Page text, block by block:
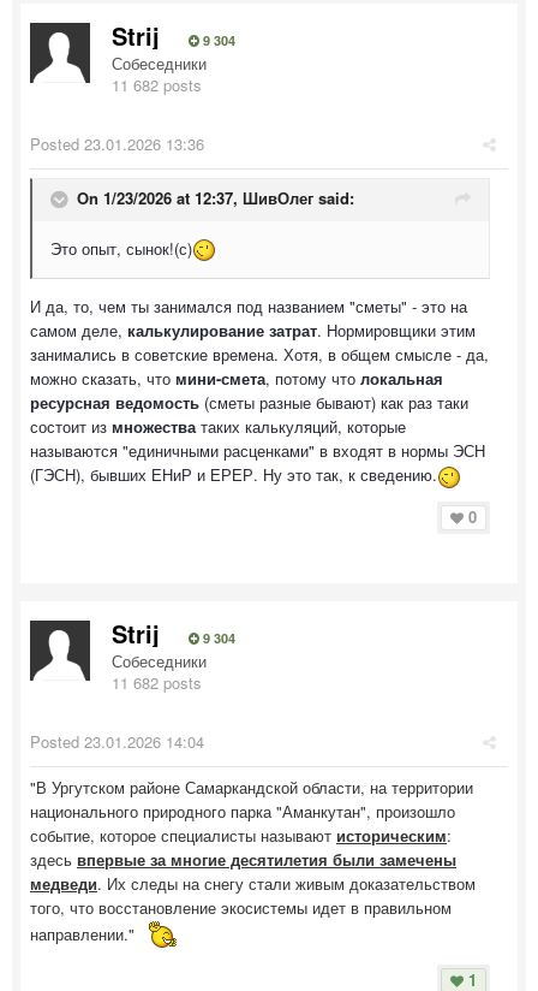
Strij 9 304
Собеседники
11 682 posts
Posted 23.01.2026 13:36
On 1/23/2026 at 12:37, ШивОлег said:
Это опыт, сынок!(с)
И да, то, чем ты занимался под названием "сметы" - это на
самом деле, калькулирование затрат. Нормировщики этим
занимались в советские времена. Хотя, в общем смысле - да,
можно сказать, что мини-смета, потому что локальная
ресурсная ведомость (сметы разные бывают) как раз таки
состоит из множестватаких калькуляций, которые
называются "единичными расценками" в входят в нормы ЭСН
(ГЭСН), бывших ЕНиР и ЕРЕР. Ну это так, к сведению.
0
Strij 9 304
Собеседники
11 682 posts
Posted 23.01.2026 14:04
"В Ургутском районе Самаркандской области, на территории
национального природного парка "Аманкутан", произошло
событие, которое специалисты называют историческим:
здесь впервые за многие десятилетия были замечены
медведи. Их следы на снегу стали живым доказательством
того, что восстановление экосистемы идет в правильном
направлении."
1